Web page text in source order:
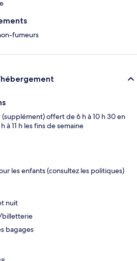
fumeurs
offert de 6 h à 10 h 30 en
à 11 h les fins de semaine
les enfants (consultez les politiques)
nuit
billetterie
bagages